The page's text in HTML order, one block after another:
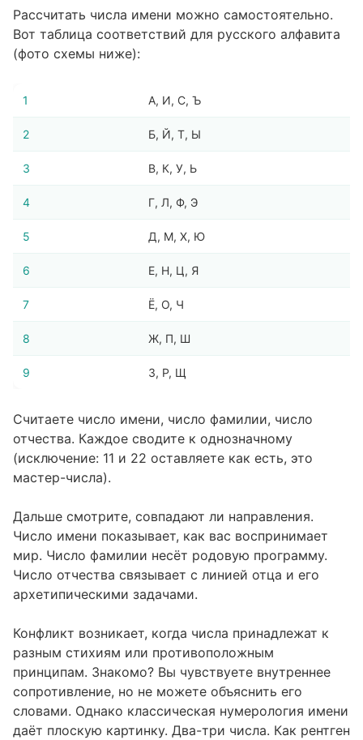
Рассчитать числа имени можно самостоятельно.
Вот таблица соответствий для русского алфавита
(фото схемы ниже):
1 А, И, С, Ъ
2 Б, Й, Т, Ы
3 В, К, У, Ь
4 Г, Л, Ф, Э
5 Д, М, Х, Ю
6 Е, Н, Ц, Я
7 Ё, О, Ч
8 Ж, П, Ш
9 З, Р, Щ
Считаете число имени, число фамилии, число
отчества. Каждое сводите к однозначному
(исключение: 11 и 22 оставляете как есть, это
мастер-числа).
Дальше смотрите, совпадают ли направления.
Число имени показывает, как вас воспринимает
мир. Число фамилии несёт родовую программу.
Число отчества связывает с линией отца и его
архетипическими задачами.
Конфликт возникает, когда числа принадлежат к
разным стихиям или противоположным
принципам. Знакомо? Вы чувствуете внутреннее
сопротивление, но не можете объяснить его
словами. Однако классическая нумерология имени
даёт плоскую картинку. Два-три числа. Как рентген